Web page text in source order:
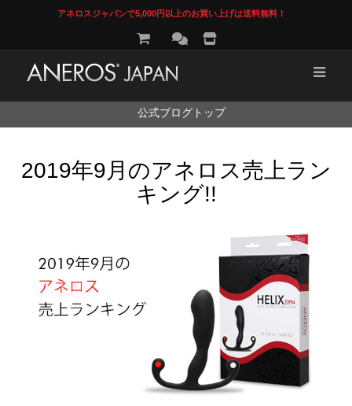
アネロスジャパンで5,000円以上のお買い上げは送料無料！
公式ブログトップ
2019年9月のアネロス売上ラン
キング!!